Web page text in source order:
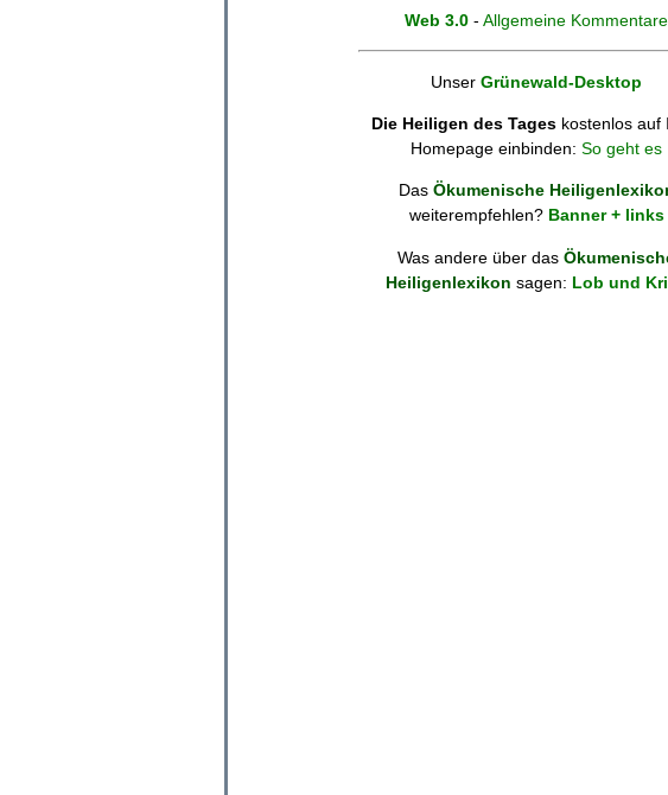
Web 3.0 - Allgemeine Kommentare
Unser Grünewald-Desktop
Die Heiligen des Tages kostenlos auf
Homepage einbinden: So geht es
Das Ökumenische
weiterempfehlen? Banner + links
Was andere über das
Heiligenlexikon sagen: Lob und